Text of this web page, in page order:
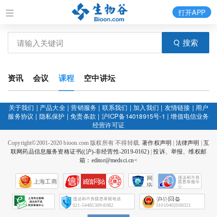
搜索
打开APP
资讯 会议 课程 空中讲坛
关于我们 | 产品大全|营销服务 | 联系我们 | 加入我们 | 友情链接 | 用户
服务协议 | 隐私保护 |免责条款 | 沪ICP备14018915号-1 |增值电信业务
经营许可证
Copyright©2001-2020 bioon.com 版权所有 不得转载.著作权声明 法律声明
互
联网药品信息服务资格证书((沪)-非经营性-2019-0162)|投诉、举报、维权邮
箱：editor@medsci.cn<
上海工商
网
络
会
征
021-54485309-8082 31010402000321